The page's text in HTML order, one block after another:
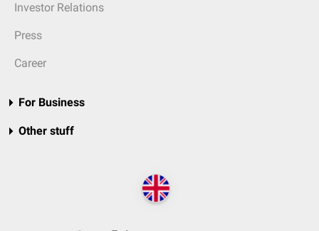
Investor Relations
Press
Career
For Business
Other stuff